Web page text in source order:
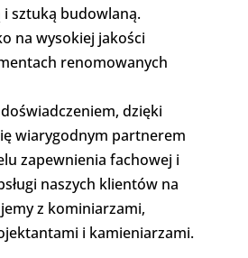
i sztuką budowlaną.
na wysokiej jakości
renomowanych
dzięki
wiarygodnym partnerem
zapewnienia fachowej i
naszych klientów na
z kominiarzami,
i kamieniarzami.